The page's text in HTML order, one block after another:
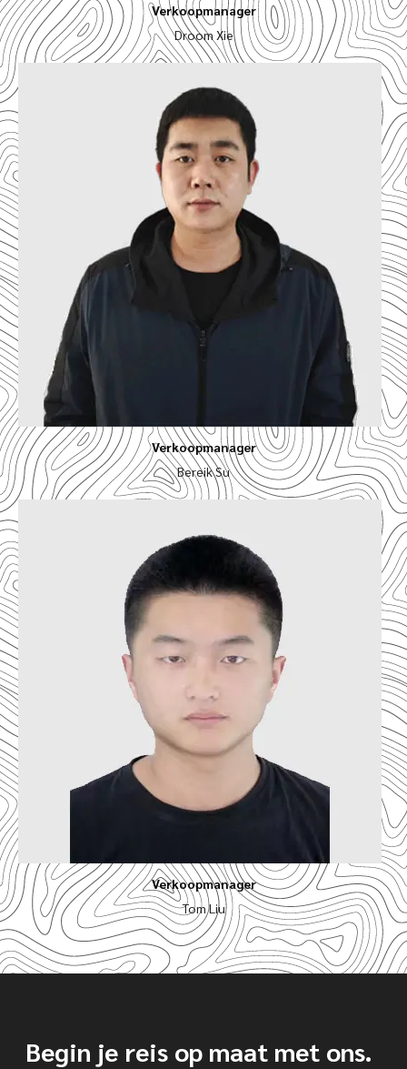
Verkoopmanager
Droom Xie
Verkoopmanager
Bereik Su
Verkoopmanager
Tom Liu
Begin je reis op maat met ons.